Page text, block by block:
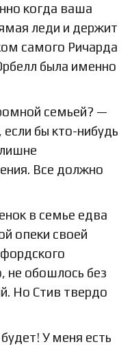
когда ваша
леди и держит
самого Ричарда
была именно
семьей? —
если бы кто-нибудь
Все должно
в семье едва
опеки своей
не обошлось без
Но Стив твердо
У меня есть